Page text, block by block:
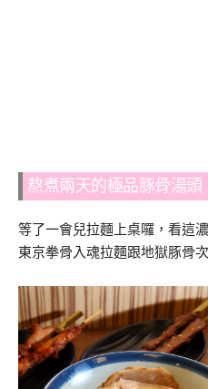
熬煮兩天的極品豚骨湯
等了一會兒拉麵上桌囉，看這
東京拳骨入魂拉麵跟地獄豚骨